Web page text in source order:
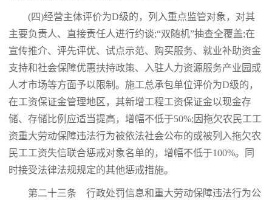
(四)经营主体评价为D级的，列入重点监管对象，对其
主要负责人、直接责任人进行约谈;“双随机”抽查全覆盖;在
宣传推介、评先评优、试点示范、购买服务、就业补助资金
支持和社会保障优惠扶持政策、入驻人力资源服务产业园或
人才市场等方面予以限制。施工总承包单位评价为D级的，
在工资保证金管理地区，其新增工程工资保证金以现金存
储、存储比例应适当提高，增幅不低于50%;因拖欠农民工工
资重大劳动保障违法行为被依法社会公布的或被列入拖欠农
民工工资失信联合惩戒对象名单的，增幅不低于100%。同
时接受法律法规规定的其他惩戒措施。
第二十三条 行政处罚信息和重大劳动保障违法行为公